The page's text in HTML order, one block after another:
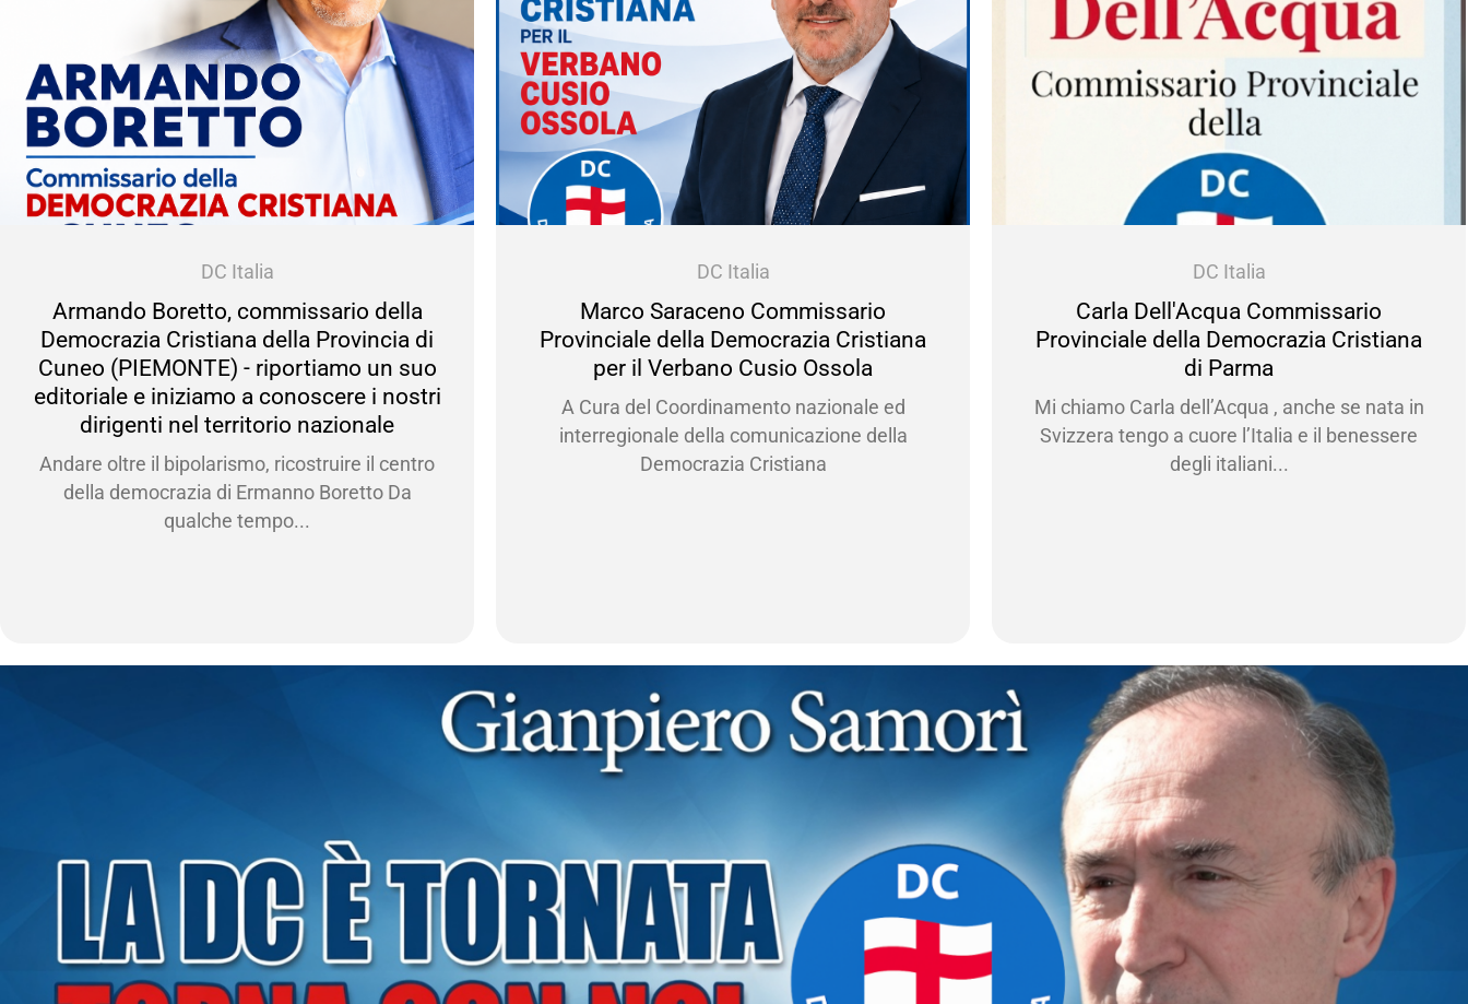
Boretto, commissario della
Cristiana della Provincia di
- riportiamo un suo
iniziamo a conoscere i nostri
nel territorio nazionale
il bipolarismo, ricostruire il centro
di Ermanno Boretto Da
qualche tempo...
Marco Saraceno Commissario
Provinciale della Democrazia Cristiana
per il Verbano Cusio Ossola
A Cura del Coordinamento nazionale ed
interregionale della comunicazione della
Democrazia Cristiana
Carla Dell'Acqua Commissario
Provinciale della Democrazia Cristiana
Mi chiamo Carla dell’Acqua , anche se nata in
Svizzera tengo a cuore l’Italia e il benessere